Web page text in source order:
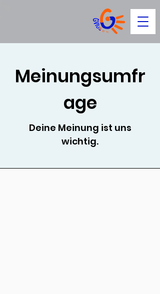
Meinungsumfr
age
Deine Meinung ist uns
wichtig.